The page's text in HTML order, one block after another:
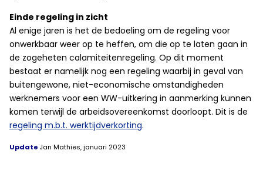
Einde regeling in zicht
Al enige jaren is het de bedoeling om de regeling voor
onwerkbaar weer op te heffen, om die op te laten gaan in
de zogeheten calamiteitenregeling. Op dit moment
bestaat er namelijk nog een regeling waarbij in geval van
buitengewone, niet-economische omstandigheden
werknemers voor een WW-uitkering in aanmerking kunnen
komen terwijl de arbeidsovereenkomst doorloopt. Dit is de
regeling m.b.t. werktijdverkorting.
Update Jan Mathies, januari 2023